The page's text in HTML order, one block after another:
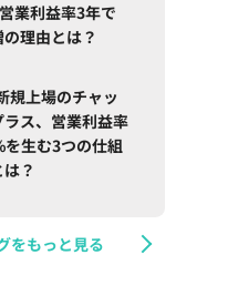
業利益率3年で
理由とは？
規上場のチャッ
ラス、営業利益率
を生む3つの仕組
？
をもっと見る